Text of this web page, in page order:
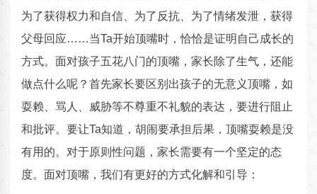
为了获得权力和自信、为了反抗、为了情绪发泄，获得
父母回应……当Ta开始顶嘴时，恰恰是证明自己成长的
方式。面对孩子五花八门的顶嘴，家长除了生气，还能
做点什么呢？首先家长要区别出孩子的无意义顶嘴，如
耍赖、骂人、威胁等不尊重不礼貌的表达，要进行阻止
和批评。要让Ta知道，胡闹要承担后果，顶嘴耍赖是没
有用的。对于原则性问题，家长需要有一个坚定的态
度。面对顶嘴，我们有更好的方式化解和引导：